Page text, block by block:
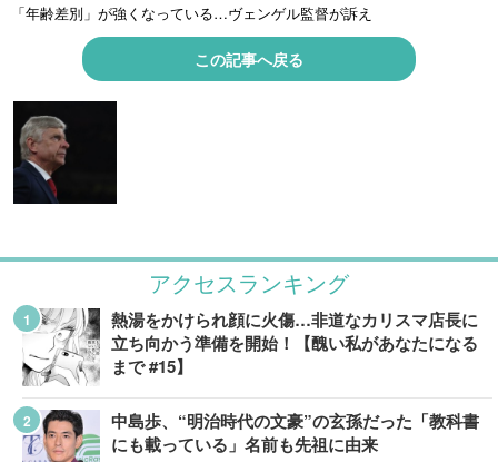
「年齢差別」が強くなっている…ヴェンゲル監督が訴え
この記事へ戻る
アクセスランキング
熱湯をかけられ顔に火傷…非道なカリスマ店長に
立ち向かう準備を開始！【醜い私があなたになる
まで #15】
中島歩、“明治時代の文豪”の玄孫だった「教科書
にも載っている」名前も先祖に由来